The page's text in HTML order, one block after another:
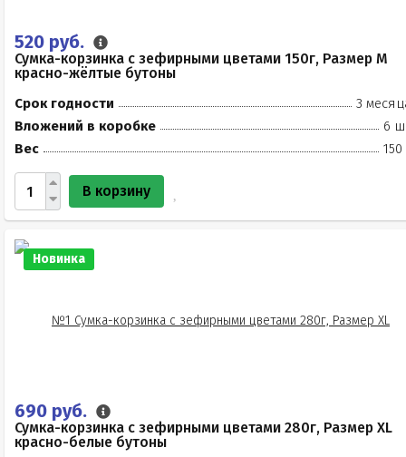
520 руб.
Сумка-корзинка с зефирными цветами 150г, Размер М
красно-жёлтые бутоны
Срок годности
3
Вложений в коробке
6
Вес
150
В корзину
Новинка
690 руб.
Сумка-корзинка с зефирными цветами 280г, Размер XL
красно-белые бутоны